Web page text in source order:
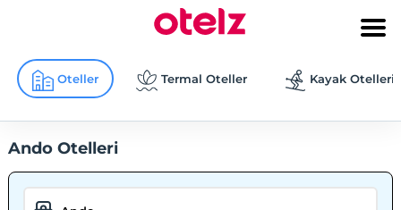
Oteller Termal Oteller Kayak Otelleri
Ando Otelleri